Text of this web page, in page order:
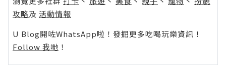
攻略及 活動情報
U Blog開咗WhatsApp啦！發掘更多吃喝玩樂資訊！
Follow 我哋 ！